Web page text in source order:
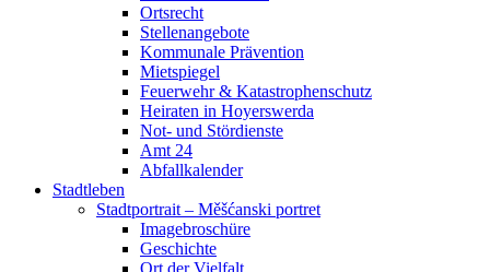
Ortsrecht
Stellenangebote
Kommunale Prävention
Mietspiegel
Feuerwehr & Katastrophenschutz
Heiraten in Hoyerswerda
Not- und Stördienste
Amt 24
Abfallkalender
Stadtleben
Stadtportrait – Měšćanski portret
Imagebroschüre
Geschichte